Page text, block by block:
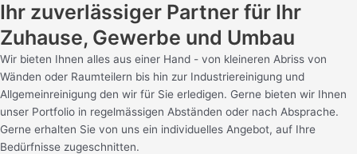
Ihr zuverlässiger Partner für Ihr
Zuhause, Gewerbe und Umbau
Wir bieten Ihnen alles aus einer Hand - von kleineren Abriss von
Wänden oder Raumteilern bis hin zur Industriereinigung und
Allgemeinreinigung den wir für Sie erledigen. Gerne bieten wir Ihnen
unser Portfolio in regelmässigen Abständen oder nach Absprache.
Gerne erhalten Sie von uns ein individuelles Angebot, auf Ihre
Bedürfnisse zugeschnitten.